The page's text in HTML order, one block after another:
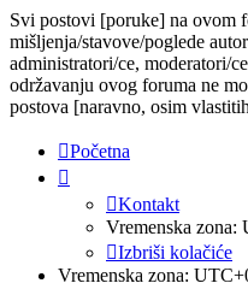
Svi postovi [poruke] na ovom
mišljenja/stavove/poglede
administratori/ce, moderatori/
održavanju ovog foruma ne
postova [naravno, osim
Početna
Kontakt
Vremenska zona:
Izbriši kolačiće
Vremenska zona: